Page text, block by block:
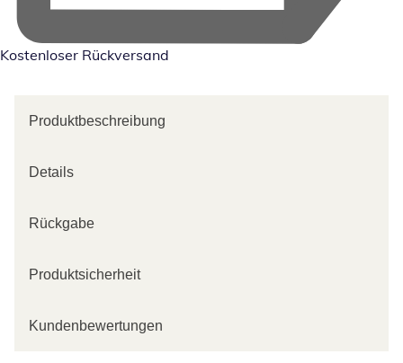
Kostenloser Rückversand
Produktbeschreibung
Details
Rückgabe
Produktsicherheit
Kundenbewertungen